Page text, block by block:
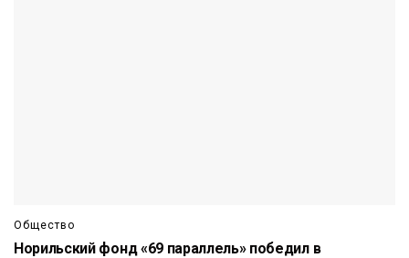
Общество
Норильский фонд «69 параллель» победил в